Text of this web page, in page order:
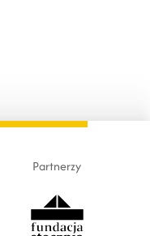
Partnerzy